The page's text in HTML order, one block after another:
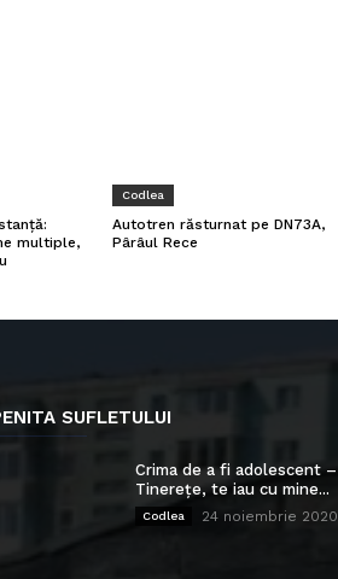
multiple,
Codlea
Autotren răsturnat pe DN73A,
Pârâul Rece
SUFLETULUI
Crima de a fi adolescent –
Tinerețe, te iau cu mine...
Codlea 24 noiembrie 2020